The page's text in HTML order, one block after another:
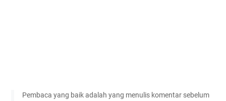
Pembaca yang baik adalah yang menulis komentar sebelum